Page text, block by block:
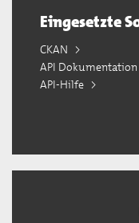
Eingesetzte
CKAN
API Dokumentation
API-Hilfe